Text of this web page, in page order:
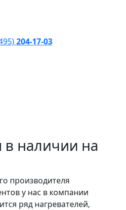
204-17-03
в наличии на
производителя
у нас в компании
ряд нагревателей,